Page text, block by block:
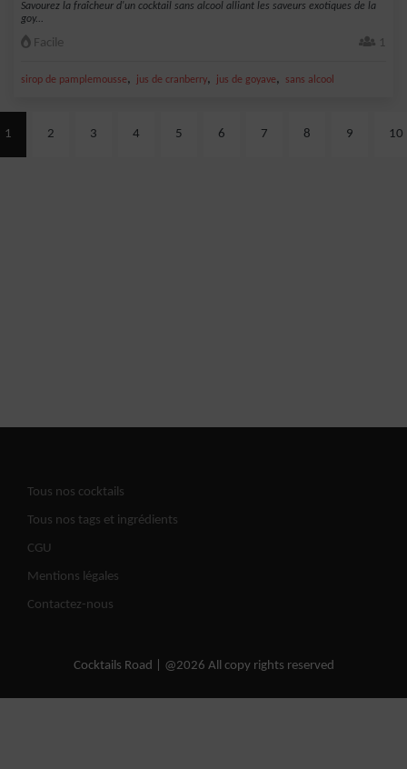
Savourez la fraîcheur d'un cocktail sans alcool alliant les saveurs exotiques de la
goy...
Facile 1
sirop de pamplemousse, jus de cranberry, jus de goyave, sans alcool
1 2 3 4 5 6 7 8 9 10
Tous nos cocktails
Tous nos tags et ingrédients
CGU
Mentions légales
Contactez-nous
Cocktails Road | @2026 All copy rights reserved